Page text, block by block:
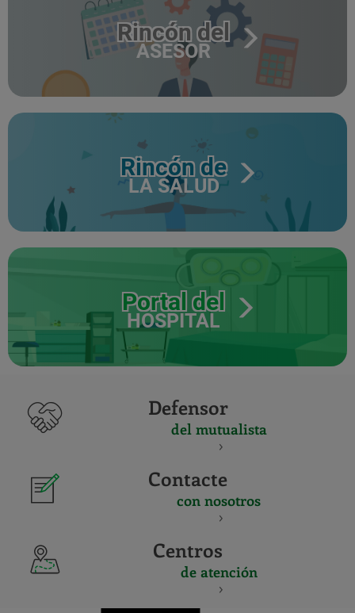
Rincón del
ASESOR
Rincón de
LA SALUD
Portal del
HOSPITAL
Defensor
del mutualista
Contacte
con nosotros
Centros
de atención